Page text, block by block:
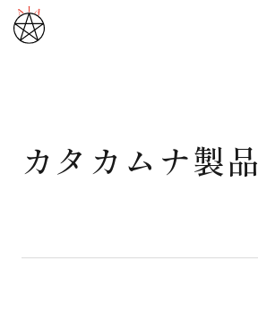
武道と医道
カタカムナ製品